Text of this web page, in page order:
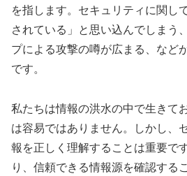
を指します。セキュリティに関し
されている」と思い込んでしまう
プによる攻撃の噂が広まる、など
です。
私たちは情報の洪水の中で生きて
は容易ではありません。しかし、
報を正しく理解することは重要で
り、信頼できる情報源を確認する